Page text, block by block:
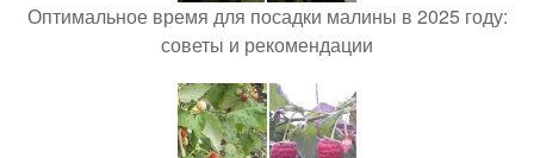
Оптимальное время для посадки малины в 2025 году:
советы и рекомендации